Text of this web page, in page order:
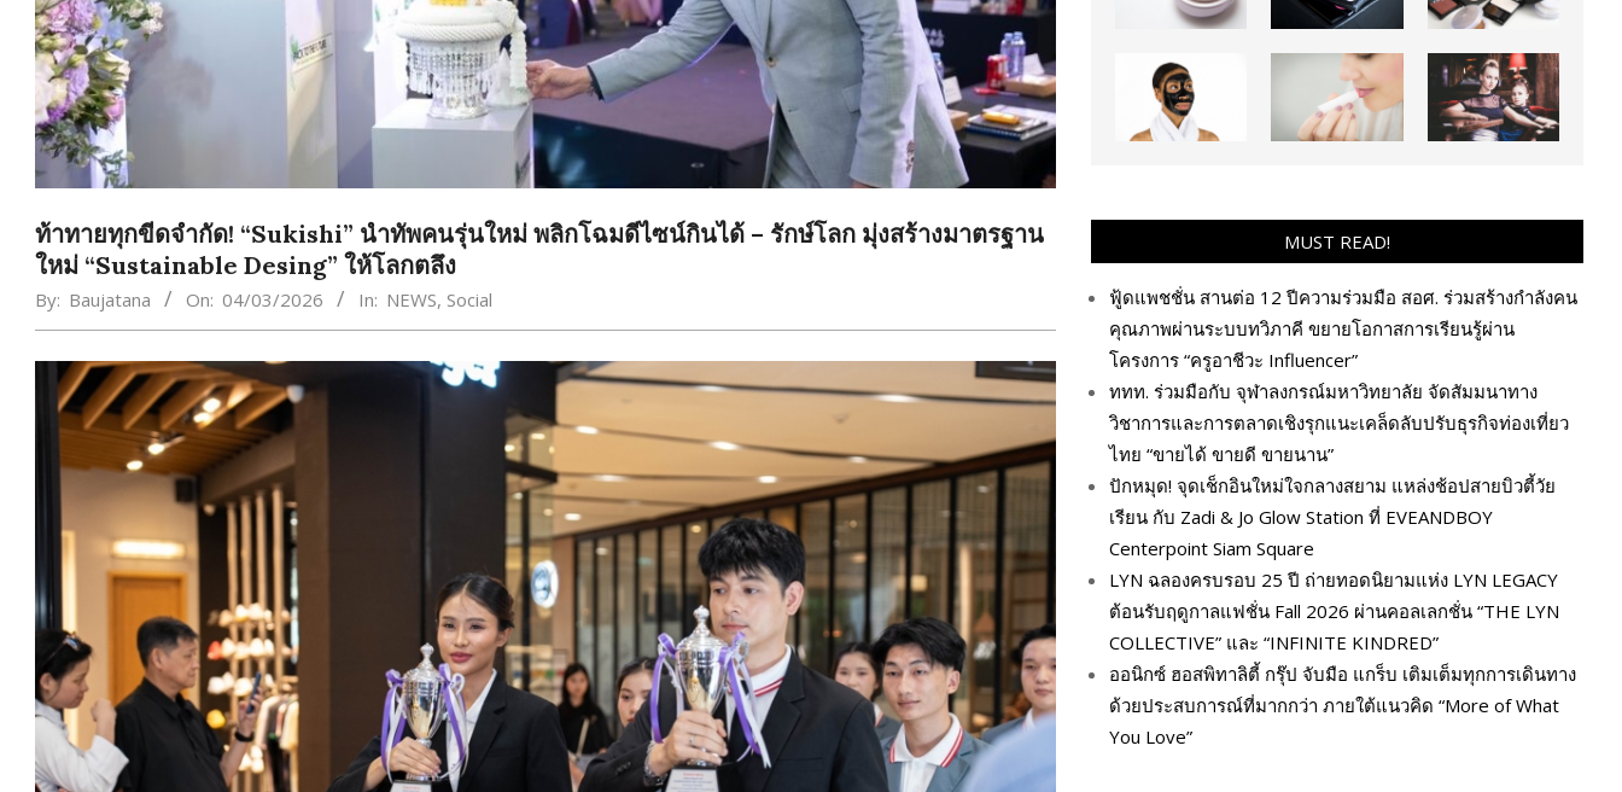
ท้าทายทุกขีดจำกัด! “Sukishi” นำทัพคนรุ่นใหม่ พลิกโฉมดีไซน์กินได้ – รักษ์โลก มุ่งสร้างมาตรฐาน
ใหม่ “Sustainable Desing” ให้โลกตลึง
By: Baujatana On: 04/03/2026 In: NEWS, Social
MUST READ!
ฟู้ดแพชชั่น สานต่อ 12 ปีความร่วมมือ สอศ. ร่วมสร้างกำลังคน
คุณภาพผ่านระบบทวิภาคี ขยายโอกาสการเรียนรู้ผ่าน
โครงการ “ครูอาชีวะ Influencer”
ททท. ร่วมมือกับ จุฬาลงกรณ์มหาวิทยาลัย จัดสัมมนาทาง
วิชาการและการตลาดเชิงรุกแนะเคล็ดลับปรับธุรกิจท่องเที่ยว
ไทย “ขายได้ ขายดี ขายนาน”
ปักหมุด! จุดเช็กอินใหม่ใจกลางสยาม แหล่งช้อปสายบิวตี้วัย
เรียน กับ Zadi & Jo Glow Station ที่ EVEANDBOY
Centerpoint Siam Square
LYN ฉลองครบรอบ 25 ปี ถ่ายทอดนิยามแห่ง LYN LEGACY
ต้อนรับฤดูกาลแฟชั่น Fall 2026 ผ่านคอลเลกชั่น “THE LYN
COLLECTIVE” และ “INFINITE KINDRED”
ออนิกซ์ ฮอสพิทาลิตี้ กรุ๊ป จับมือ แกร็บ เติมเต็มทุกการเดินทาง
ด้วยประสบการณ์ที่มากกว่า ภายใต้แนวคิด “More of What
You Love”